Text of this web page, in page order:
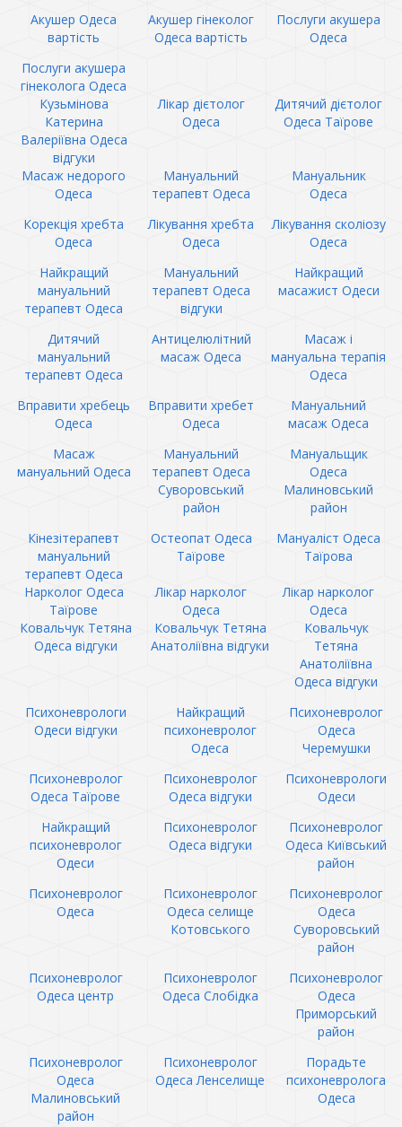
Акушер Одеса
вартість
Акушер гінеколог
Одеса вартість
Послуги акушера
Одеса
Послуги акушера
гінеколога Одеса
Кузьмінова
Катерина
Валеріївна Одеса
відгуки
Лікар дієтолог
Одеса
Дитячий дієтолог
Одеса Таїрове
Масаж недорого
Одеса
Мануальний
терапевт Одеса
Мануальник
Одеса
Корекція хребта
Одеса
Лікування хребта
Одеса
Лікування сколіозу
Одеса
Найкращий
мануальний
терапевт Одеса
Мануальний
терапевт Одеса
відгуки
Найкращий
масажист Одеси
Дитячий
мануальний
терапевт Одеса
Антицелюлітний
масаж Одеса
Масаж і
мануальна терапія
Одеса
Вправити хребець
Одеса
Вправити хребет
Одеса
Мануальний
масаж Одеса
Масаж
мануальний Одеса
Мануальний
терапевт Одеса
Суворовський
район
Мануальщик
Одеса
Малиновський
район
Кінезітерапевт
мануальний
терапевт Одеса
Остеопат Одеса
Таїрове
Мануаліст Одеса
Таїрова
Нарколог Одеса
Таїрове
Лікар нарколог
Одеса
Лікар нарколог
Одеса
Ковальчук Тетяна
Одеса відгуки
Ковальчук Тетяна
Анатоліївна відгуки
Ковальчук
Тетяна
Анатоліївна
Одеса відгуки
Психоневрологи
Одеси відгуки
Найкращий
психоневролог
Одеса
Психоневролог
Одеса
Черемушки
Психоневролог
Одеса Таїрове
Психоневролог
Одеса відгуки
Психоневрологи
Одеси
Найкращий
психоневролог
Одеси
Психоневролог
Одеса відгуки
Психоневролог
Одеса Київський
район
Психоневролог
Одеса
Психоневролог
Одеса селище
Котовського
Психоневролог
Одеса
Суворовський
район
Психоневролог
Одеса центр
Психоневролог
Одеса Слобідка
Психоневролог
Одеса
Приморський
район
Психоневролог
Одеса
Малиновський
район
Психоневролог
Одеса Ленселище
Порадьте
психоневролога
Одеса